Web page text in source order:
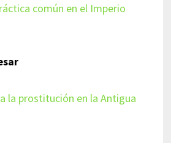
común en el Imperio
la prostitución en la Antigua